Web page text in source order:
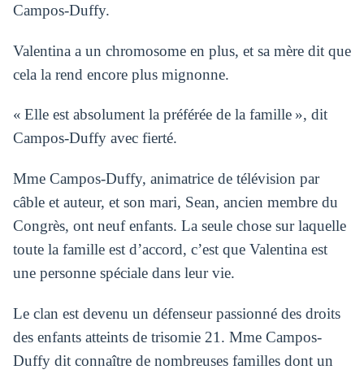
Campos-Duffy.
Valentina a un chromosome en plus, et sa mère dit que
cela la rend encore plus mignonne.
« Elle est absolument la préférée de la famille », dit
Campos-Duffy avec fierté.
Mme Campos-Duffy, animatrice de télévision par
câble et auteur, et son mari, Sean, ancien membre du
Congrès, ont neuf enfants. La seule chose sur laquelle
toute la famille est d’accord, c’est que Valentina est
une personne spéciale dans leur vie.
Le clan est devenu un défenseur passionné des droits
des enfants atteints de trisomie 21. Mme Campos-
Duffy dit connaître de nombreuses familles dont un